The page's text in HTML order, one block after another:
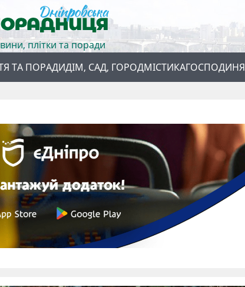
плітки та поради
ТА ПОРАДИДІМ, САД, ГОРОДМІСТИКАГОСПОДИНЯ